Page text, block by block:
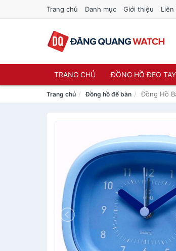
Trang chủ Danh mục Giới thiệu Liên
TRANG CHỦ ĐỒNG HỒ ĐEO TAY
Trang chủ Đồng hồ để bàn Đồng Hồ